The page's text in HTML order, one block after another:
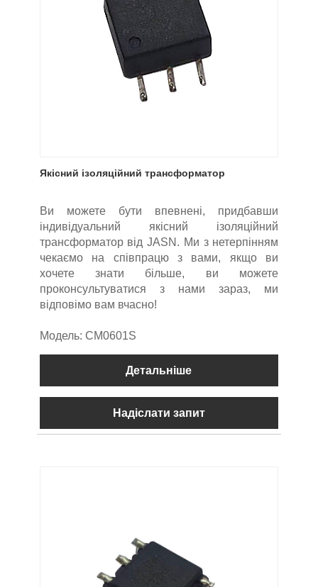
Якісний ізоляційний трансформатор
Ви можете бути впевнені, придбавши
індивідуальний якісний ізоляційний
трансформатор від JASN. Ми з нетерпінням
чекаємо на співпрацю з вами, якщо ви
хочете знати більше, ви можете
проконсультуватися з нами зараз, ми
відповімо вам вчасно!
Модель: CM0601S
Детальніше
Надіслати запит